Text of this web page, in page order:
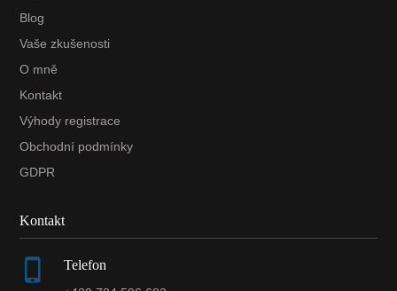
Blog
Vaše zkušenosti
O mně
Kontakt
Výhody registrace
Obchodní podmínky
GDPR
Kontakt
Telefon